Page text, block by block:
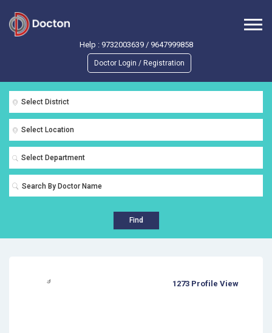
Help : 9732003639/ 9647999858
Doctor Login / Registration
Select District
Select Location
Select Department
Find
1273 Profile View